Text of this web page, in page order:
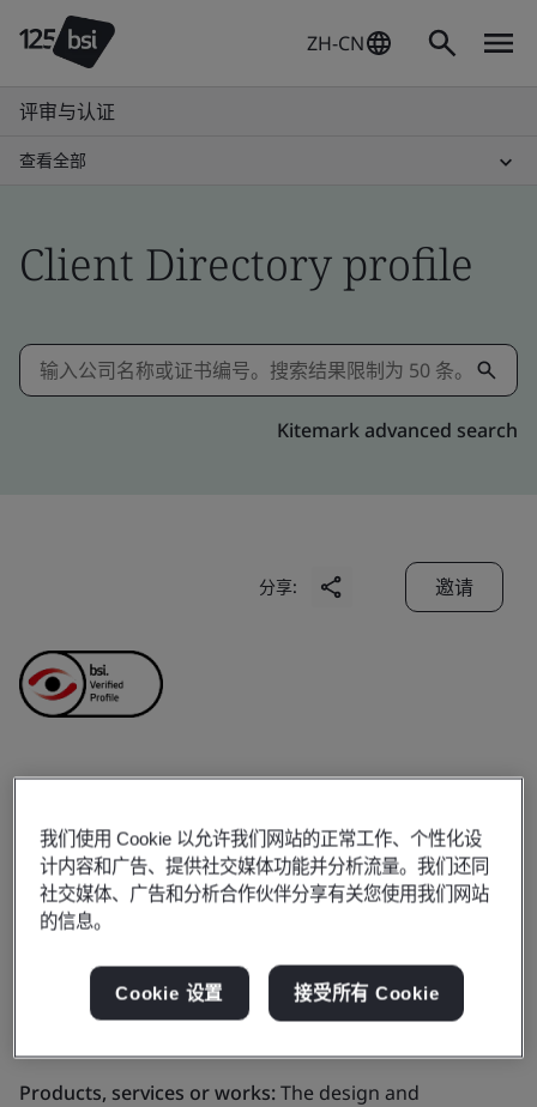
ZH-CN
评审与认证
查看全部
Client Directory profile
Kitemark advanced search
分享: 邀请
Company Limited
Business scope:
universal measuring gages and tools,the manufacture
of optical measurement instruments, the manufacture
Products, services or works:The design and
我们使用 Cookie 以允许我们网站的正常工作、个性化设
计内容和广告、提供社交媒体功能并分析流量。我们还同
社交媒体、广告和分析合作伙伴分享有关您使用我们网站
的信息。
Cookie 设置 接受所有 Cookie